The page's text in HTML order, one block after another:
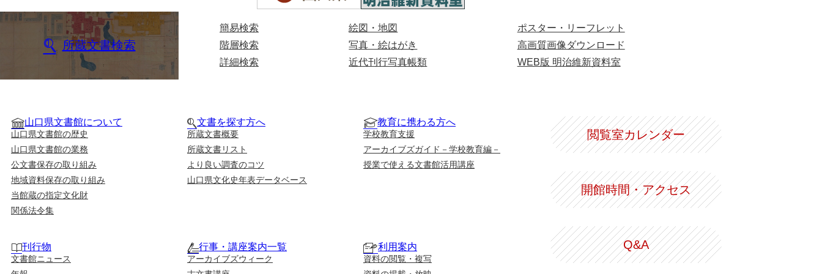
所蔵文書検索
簡易検索
階層検索
詳細検索
絵図・地図
写真・絵はがき
近代刊行写真帳類
ポスター・リーフレット
高画質画像ダウンロード
WEB版 明治維新資料室
山口県文書館について
山口県文書館の歴史
山口県文書館の業務
公文書保存の取り組み
地域資料保存の取り組み
当館蔵の指定文化財
関係法令集
文書を探す方へ
所蔵文書概要
所蔵文書リスト
より良い調査のコツ
山口県文化史年表データベース
教育に携わる方へ
学校教育支援
アーカイブズガイド－学校教育編－
授業で使える文書館活用講座
刊行物
文書館ニュース
行事・講座案内一覧
アーカイブズウィーク
利用案内
資料の閲覧・複写
閲覧室カレンダー
開館時間・アクセス
Q&A